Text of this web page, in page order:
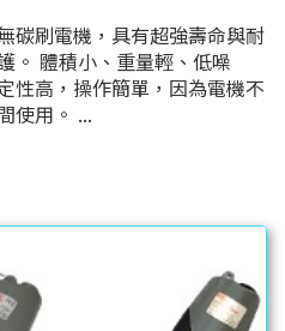
碳刷電機，具有超強壽命與耐
。 體積小、重量輕、低噪
性高，操作簡單，因為電機不
使用。 ...